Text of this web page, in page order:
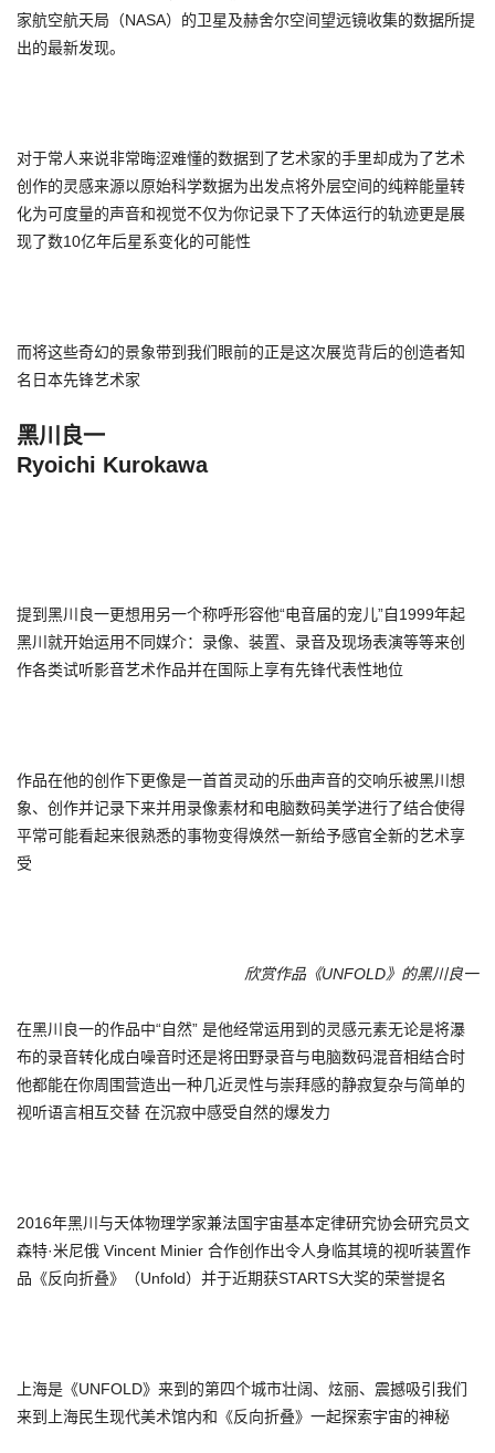
家航空航天局（NASA）的卫星及赫舍尔空间望远镜收集的数据所提
出的最新发现。
对于常人来说非常晦涩难懂的数据到了艺术家的手里却成为了艺术
创作的灵感来源以原始科学数据为出发点将外层空间的纯粹能量转
化为可度量的声音和视觉不仅为你记录下了天体运行的轨迹更是展
现了数10亿年后星系变化的可能性
而将这些奇幻的景象带到我们眼前的正是这次展览背后的创造者知
名日本先锋艺术家
黑川良一
Ryoichi Kurokawa
提到黑川良一更想用另一个称呼形容他“电音届的宠儿”自1999年起
黑川就开始运用不同媒介：录像、装置、录音及现场表演等等来创
作各类试听影音艺术作品并在国际上享有先锋代表性地位
作品在他的创作下更像是一首首灵动的乐曲声音的交响乐被黑川想
象、创作并记录下来并用录像素材和电脑数码美学进行了结合使得
平常可能看起来很熟悉的事物变得焕然一新给予感官全新的艺术享
受
欣赏作品《UNFOLD》的黑川良一
在黑川良一的作品中“自然” 是他经常运用到的灵感元素无论是将瀑
布的录音转化成白噪音时还是将田野录音与电脑数码混音相结合时
他都能在你周围营造出一种几近灵性与崇拜感的静寂复杂与简单的
视听语言相互交替 在沉寂中感受自然的爆发力
2016年黑川与天体物理学家兼法国宇宙基本定律研究协会研究员文
森特·米尼俄 Vincent Minier 合作创作出令人身临其境的视听装置作
品《反向折叠》（Unfold）并于近期获STARTS大奖的荣誉提名
上海是《UNFOLD》来到的第四个城市壮阔、炫丽、震撼吸引我们
来到上海民生现代美术馆内和《反向折叠》一起探索宇宙的神秘